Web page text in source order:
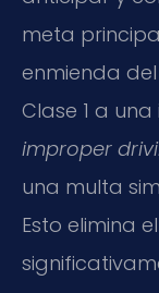
meta
enmienda
Clase 1 a
improper
una multa
Esto elimina